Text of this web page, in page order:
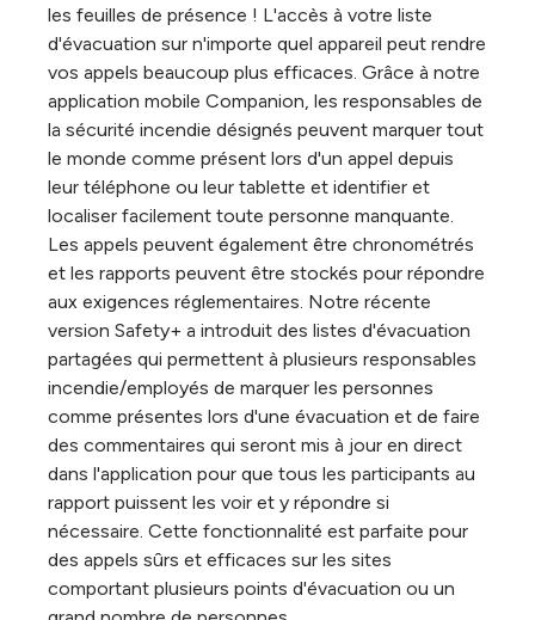
les feuilles de présence ! L'accès à votre liste
d'évacuation sur n'importe quel appareil peut rendre
vos appels beaucoup plus efficaces. Grâce à notre
application mobile Companion, les responsables de
la sécurité incendie désignés peuvent marquer tout
le monde comme présent lors d'un appel depuis
leur téléphone ou leur tablette et identifier et
localiser facilement toute personne manquante.
Les appels peuvent également être chronométrés
et les rapports peuvent être stockés pour répondre
aux exigences réglementaires. Notre récente
version Safety+ a introduit des listes d'évacuation
partagées qui permettent à plusieurs responsables
incendie/employés de marquer les personnes
comme présentes lors d'une évacuation et de faire
des commentaires qui seront mis à jour en direct
dans l'application pour que tous les participants au
rapport puissent les voir et y répondre si
nécessaire. Cette fonctionnalité est parfaite pour
des appels sûrs et efficaces sur les sites
comportant plusieurs points d'évacuation ou un